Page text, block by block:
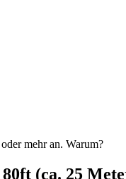
mehr an. Warum?
(ca. 25